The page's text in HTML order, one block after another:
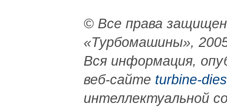
© Все права
«Турбомашины»,
Вся информация,
веб-сайте turbine-
интеллектуальной